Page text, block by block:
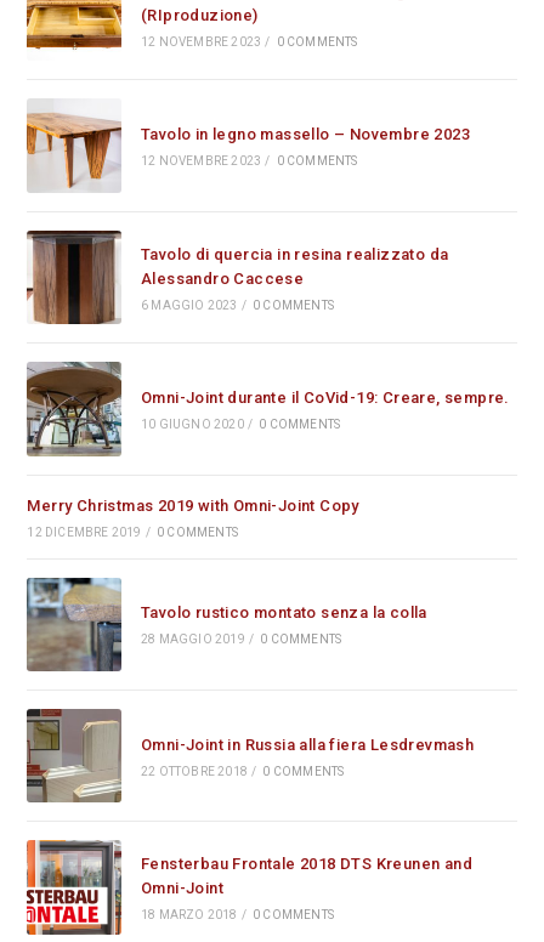
(RIproduzione)
12 NOVEMBRE 2023 / 0 COMMENTS
Tavolo in legno massello – Novembre 2023
12 NOVEMBRE 2023 / 0 COMMENTS
Tavolo di quercia in resina realizzato da
Alessandro Caccese
6 MAGGIO 2023 / 0 COMMENTS
Omni-Joint durante il CoVid-19: Creare, sempre.
10 GIUGNO 2020 / 0 COMMENTS
Merry Christmas 2019 with Omni-Joint Copy
12 DICEMBRE 2019 / 0 COMMENTS
Tavolo rustico montato senza la colla
28 MAGGIO 2019 / 0 COMMENTS
Omni-Joint in Russia alla fiera Lesdrevmash
22 OTTOBRE 2018 / 0 COMMENTS
Fensterbau Frontale 2018 DTS Kreunen and
Omni-Joint
18 MARZO 2018 / 0 COMMENTS